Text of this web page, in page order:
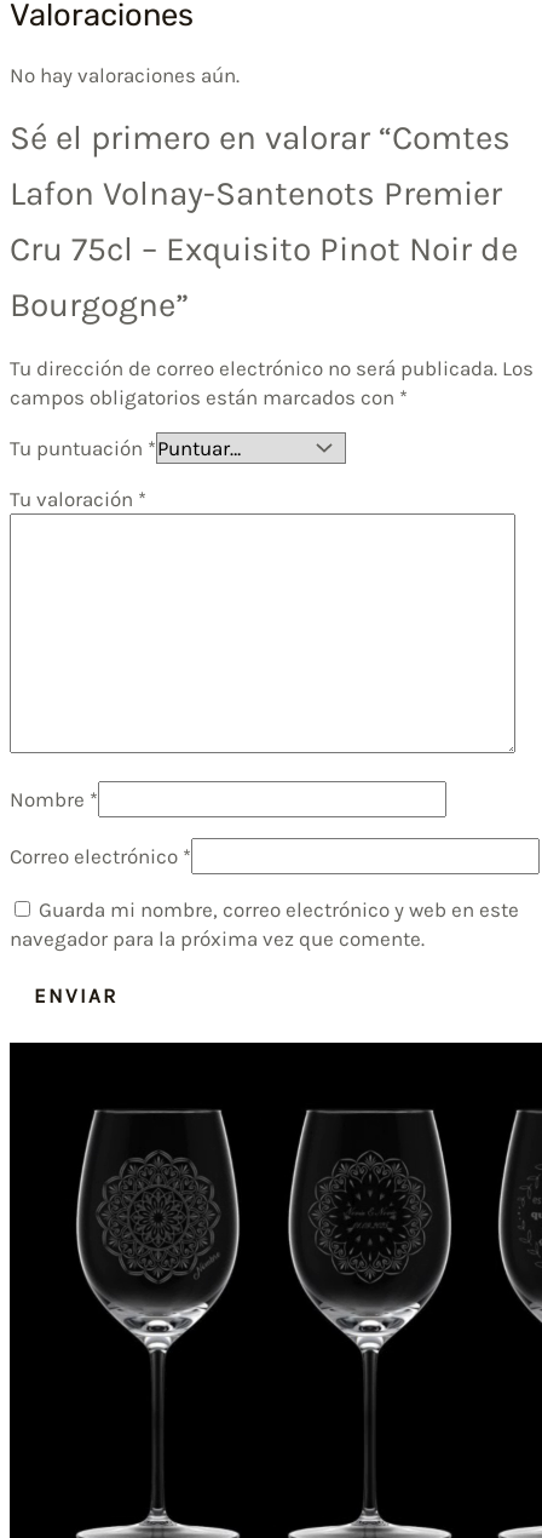
Valoraciones
No hay valoraciones aún.
Sé el primero en valorar “Comtes
Lafon Volnay-Santenots Premier
Cru 75cl – Exquisito Pinot Noir de
Bourgogne”
Tu dirección de correo electrónico no será publicada. Los
campos obligatorios están marcados con *
Tu puntuación *
Tu valoración *
Nombre *
Correo electrónico *
Guarda mi nombre, correo electrónico y web en este
navegador para la próxima vez que comente.